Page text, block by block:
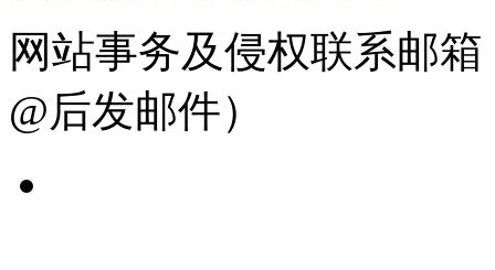
网站事务及侵权联系邮箱
@后发邮件）